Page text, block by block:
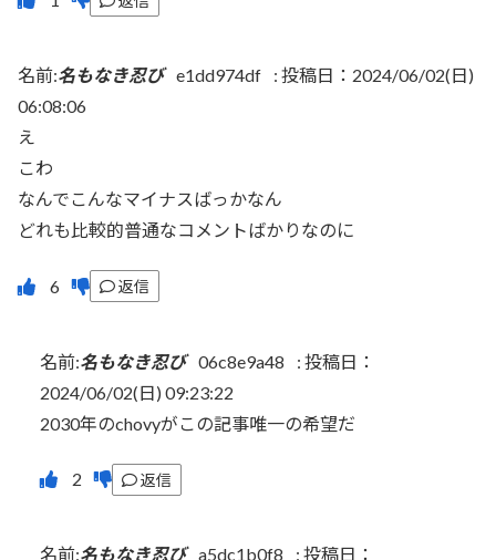
名前:名もなき忍び e1dd974df : 投稿日：2024/06/02(日)
06:08:06
え
こわ
なんでこんなマイナスばっかなん
どれも比較的普通なコメントばかりなのに
返信
名前:名もなき忍び 06c8e9a48 : 投稿日：
2024/06/02(日) 09:23:22
2030年のchovyがこの記事唯一の希望だ
返信
名前:名もなき忍び a5dc1b0f8 : 投稿日：